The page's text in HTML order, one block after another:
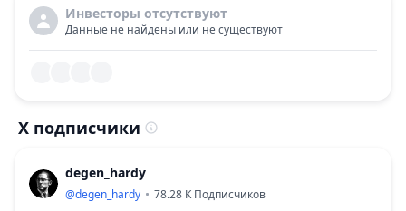
Инвесторы отсутствуют
Данные не найдены или не существуют
X подписчики
degen_hardy
@degen_hardy 78.28 K Подписчиков